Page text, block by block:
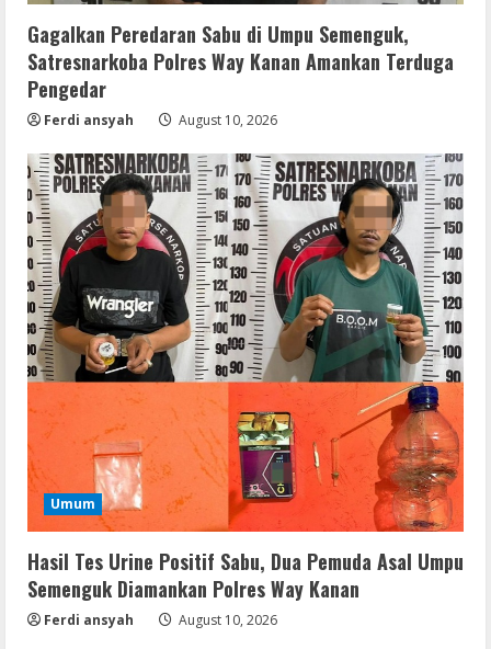
Gagalkan Peredaran Sabu di Umpu Semenguk,
Satresnarkoba Polres Way Kanan Amankan Terduga
Pengedar
Ferdi ansyah August 10, 2026
Umum
Hasil Tes Urine Positif Sabu, Dua Pemuda Asal Umpu
Semenguk Diamankan Polres Way Kanan
Ferdi ansyah August 10, 2026
2
Coop
NieR: Automata patched Crack Fix
Steam Rip 2026
August 10, 2026
3
Umum
Hasil Tes Urine Positif Sabu, Dua
Pemuda Asal Umpu Semenguk
Diamankan Polres Way Kanan
August 10, 2026
Umum
Dugaan Tambang dan Stockpile Ilegal di
Desa Lengot OKU Timur; BPAN Way